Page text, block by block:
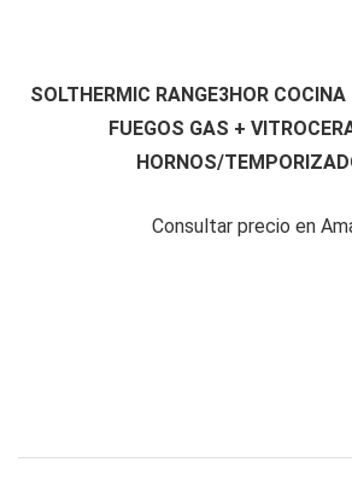
SOLTHERMIC RANGE3HOR
FUEGOS GAS +
HORNOS/
Consultar precio en